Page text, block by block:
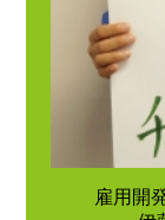
雇用開